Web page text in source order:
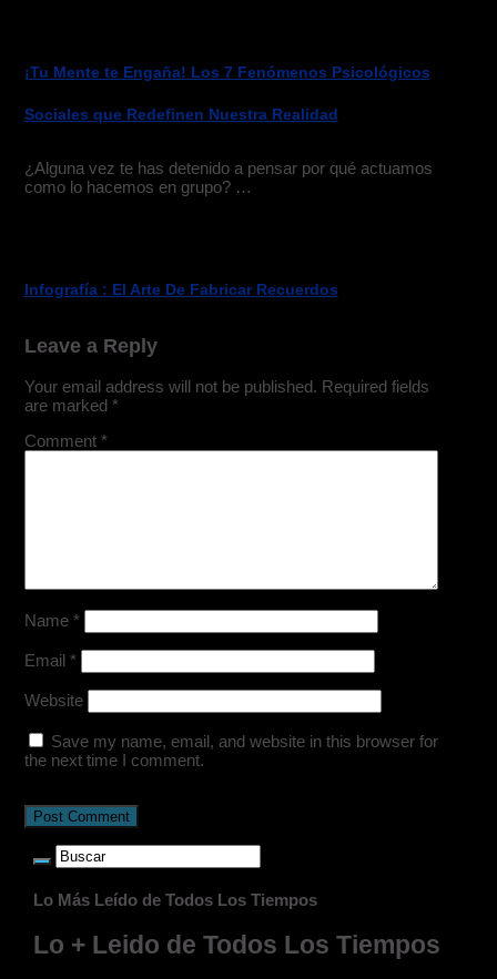
¡Tu Mente te Engaña! Los 7 Fenómenos Psicológicos
Sociales que Redefinen Nuestra Realidad
¿Alguna vez te has detenido a pensar por qué actuamos
como lo hacemos en grupo? …
Infografía : El Arte De Fabricar Recuerdos
Leave a Reply
Your email address will not be published. Required fields
are marked *
Comment *
Name *
Email *
Website
Save my name, email, and website in this browser for
the next time I comment.
Lo Más Leído de Todos Los Tiempos
Lo + Leido de Todos Los Tiempos